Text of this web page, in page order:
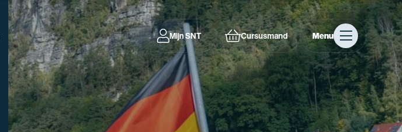
Mijn SNT Cursusmand Menu